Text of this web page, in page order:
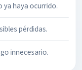
ya haya ocurrido.
pérdidas.
innecesario.